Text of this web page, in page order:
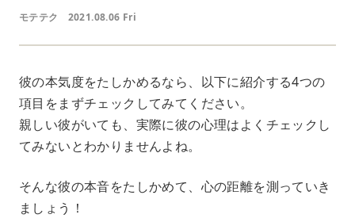
モテテク 2021.08.06 Fri
彼の本気度をたしかめるなら、以下に紹介する4つの
項目をまずチェックしてみてください。
親しい彼がいても、実際に彼の心理はよくチェックし
てみないとわかりませんよね。
そんな彼の本音をたしかめて、心の距離を測っていき
ましょう！